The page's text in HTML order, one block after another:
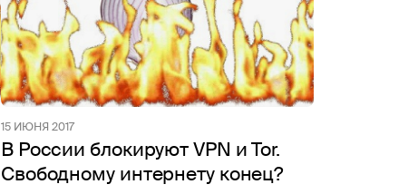
15 ИЮНЯ 2017
В России блокируют VPN и Tor.
Свободному интернету конец?